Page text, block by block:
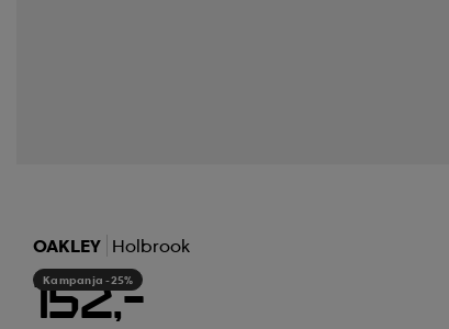
OAKLEY Holbrook
Kampanja -25%
152,-